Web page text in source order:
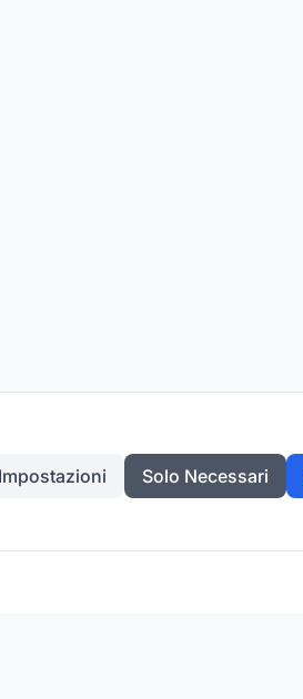
Impostazioni Solo Necessari